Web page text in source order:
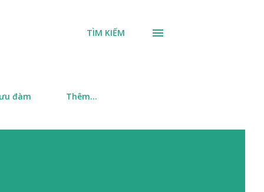
TÌM KIẾM
đàm Thêm…